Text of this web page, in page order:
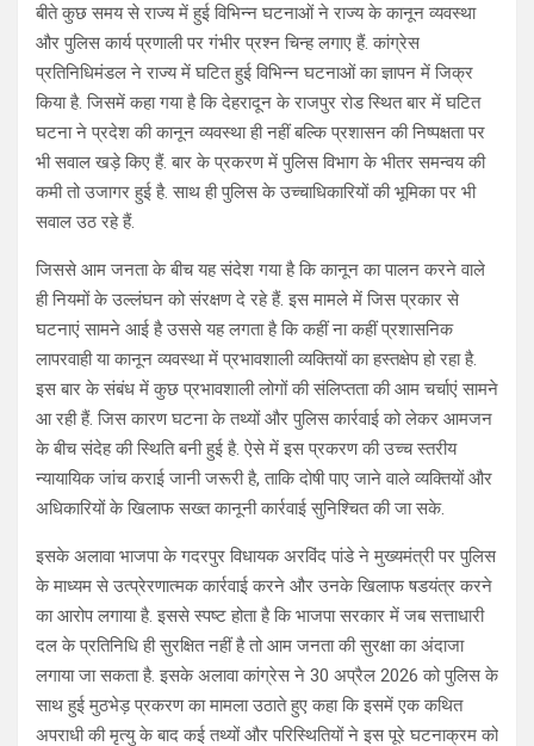
बीते कुछ समय से राज्य में हुई विभिन्न घटनाओं ने राज्य के कानून व्यवस्था
और पुलिस कार्य प्रणाली पर गंभीर प्रश्न चिन्ह लगाए हैं. कांग्रेस
प्रतिनिधिमंडल ने राज्य में घटित हुई विभिन्न घटनाओं का ज्ञापन में जिक्र
किया है. जिसमें कहा गया है कि देहरादून के राजपुर रोड स्थित बार में घटित
घटना ने प्रदेश की कानून व्यवस्था ही नहीं बल्कि प्रशासन की निष्पक्षता पर
भी सवाल खड़े किए हैं. बार के प्रकरण में पुलिस विभाग के भीतर समन्वय की
कमी तो उजागर हुई है. साथ ही पुलिस के उच्चाधिकारियों की भूमिका पर भी
सवाल उठ रहे हैं.
जिससे आम जनता के बीच यह संदेश गया है कि कानून का पालन करने वाले
ही नियमों के उल्लंघन को संरक्षण दे रहे हैं. इस मामले में जिस प्रकार से
घटनाएं सामने आई है उससे यह लगता है कि कहीं ना कहीं प्रशासनिक
लापरवाही या कानून व्यवस्था में प्रभावशाली व्यक्तियों का हस्तक्षेप हो रहा है.
इस बार के संबंध में कुछ प्रभावशाली लोगों की संलिप्तता की आम चर्चाएं सामने
आ रही हैं. जिस कारण घटना के तथ्यों और पुलिस कार्रवाई को लेकर आमजन
के बीच संदेह की स्थिति बनी हुई है. ऐसे में इस प्रकरण की उच्च स्तरीय
न्यायायिक जांच कराई जानी जरूरी है, ताकि दोषी पाए जाने वाले व्यक्तियों और
अधिकारियों के खिलाफ सख्त कानूनी कार्रवाई सुनिश्चित की जा सके.
इसके अलावा भाजपा के गदरपुर विधायक अरविंद पांडे ने मुख्यमंत्री पर पुलिस
के माध्यम से उत्प्रेरणात्मक कार्रवाई करने और उनके खिलाफ षडयंत्र करने
का आरोप लगाया है. इससे स्पष्ट होता है कि भाजपा सरकार में जब सत्ताधारी
दल के प्रतिनिधि ही सुरक्षित नहीं है तो आम जनता की सुरक्षा का अंदाजा
लगाया जा सकता है. इसके अलावा कांग्रेस ने 30 अप्रैल 2026 को पुलिस के
साथ हुई मुठभेड़ प्रकरण का मामला उठाते हुए कहा कि इसमें एक कथित
अपराधी की मृत्यु के बाद कई तथ्यों और परिस्थितियों ने इस पूरे घटनाक्रम को